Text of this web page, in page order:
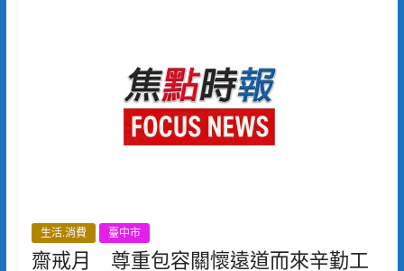
生活.消費 臺中市
齋戒月 尊重包容關懷遠道而來辛勤工